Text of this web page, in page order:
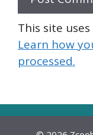
This site
Learn how
processed.